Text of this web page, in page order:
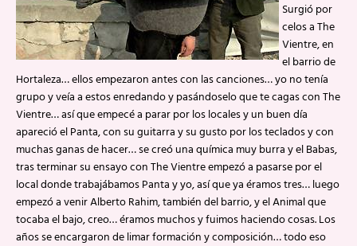
Surgió por
celos a The
Vientre, en
el barrio de
Hortaleza… ellos empezaron antes con las canciones… yo no tenía
grupo y veía a estos enredando y pasándoselo que te cagas con The
Vientre… así que empecé a parar por los locales y un buen día
apareció el Panta, con su guitarra y su gusto por los teclados y con
muchas ganas de hacer… se creó una química muy burra y el Babas,
tras terminar su ensayo con The Vientre empezó a pasarse por el
local donde trabajábamos Panta y yo, así que ya éramos tres… luego
empezó a venir Alberto Rahim, también del barrio, y el Animal que
tocaba el bajo, creo… éramos muchos y fuimos haciendo cosas. Los
años se encargaron de limar formación y composición… todo eso